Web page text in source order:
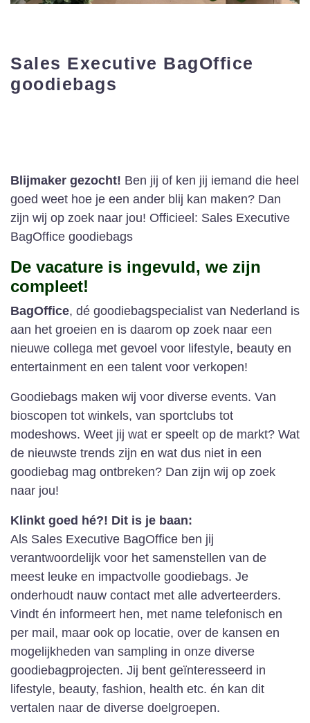
Sales Executive BagOffice
goodiebags
Blijmaker gezocht! Ben jij of ken jij iemand die heel
goed weet hoe je een ander blij kan maken? Dan
zijn wij op zoek naar jou! Officieel: Sales Executive
BagOffice goodiebags
De vacature is ingevuld, we zijn
compleet!
BagOffice, dé goodiebagspecialist van Nederland is
aan het groeien en is daarom op zoek naar een
nieuwe collega met gevoel voor lifestyle, beauty en
entertainment en een talent voor verkopen!
Goodiebags maken wij voor diverse events. Van
bioscopen tot winkels, van sportclubs tot
modeshows. Weet jij wat er speelt op de markt? Wat
de nieuwste trends zijn en wat dus niet in een
goodiebag mag ontbreken? Dan zijn wij op zoek
naar jou!
Klinkt goed hé?! Dit is je baan:
Als Sales Executive BagOffice ben jij
verantwoordelijk voor het samenstellen van de
meest leuke en impactvolle goodiebags. Je
onderhoudt nauw contact met alle adverteerders.
Vindt én informeert hen, met name telefonisch en
per mail, maar ook op locatie, over de kansen en
mogelijkheden van sampling in onze diverse
goodiebagprojecten. Jij bent geïnteresseerd in
lifestyle, beauty, fashion, health etc. én kan dit
vertalen naar de diverse doelgroepen.